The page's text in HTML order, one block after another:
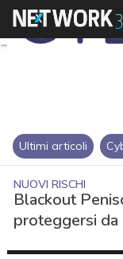
Ultimi articoli
NUOVI RISCHI
Blackout
proteggersi da